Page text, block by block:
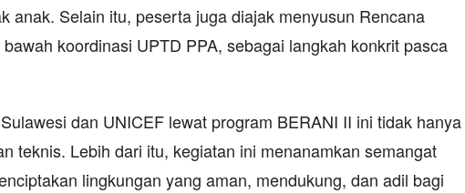
anak. Selain itu, peserta juga diajak menyusun Rencana
koordinasi UPTD PPA, sebagai langkah konkrit pasca
dan UNICEF lewat program BERANI II ini tidak hanya
teknis. Lebih dari itu, kegiatan ini menanamkan semangat
lingkungan yang aman, mendukung, dan adil bagi